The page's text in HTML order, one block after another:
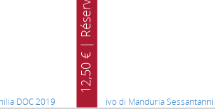
12,50 € |
Réserver